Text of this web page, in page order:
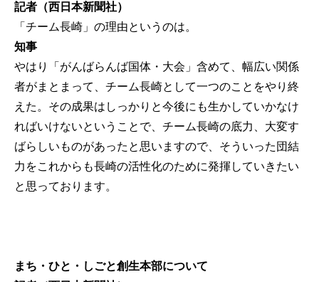
記者（西日本新聞社）
「チーム長崎」の理由というのは。
知事
やはり「がんばらんば国体・大会」含めて、幅広い関係
者がまとまって、チーム長崎として一つのことをやり終
えた。その成果はしっかりと今後にも生かしていかなけ
ればいけないということで、チーム長崎の底力、大変す
ばらしいものがあったと思いますので、そういった団結
力をこれからも長崎の活性化のために発揮していきたい
と思っております。
まち・ひと・しごと創生本部について